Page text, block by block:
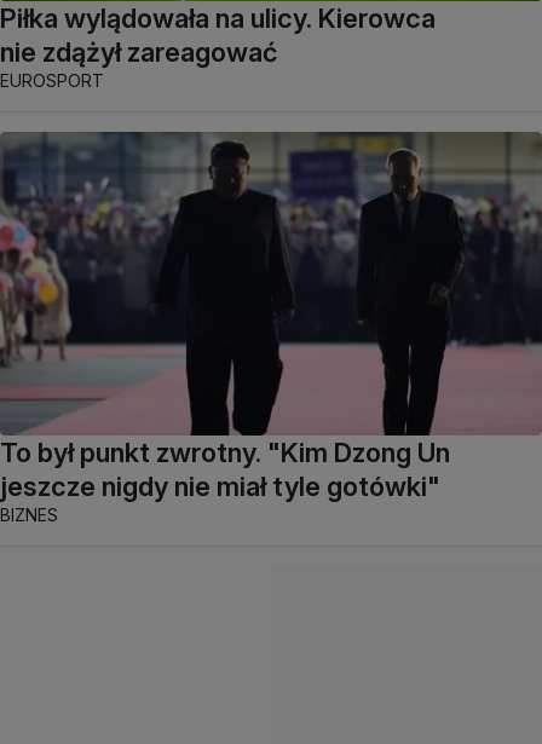
Piłka wylądowała na ulicy. Kierowca
nie zdążył zareagować
EUROSPORT
To był punkt zwrotny. "Kim Dzong Un
jeszcze nigdy nie miał tyle gotówki"
BIZNES